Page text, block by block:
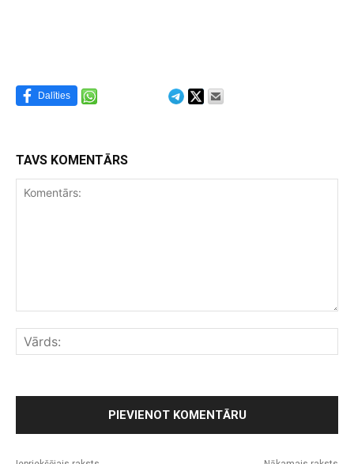
Dalīties
TAVS KOMENTĀRS